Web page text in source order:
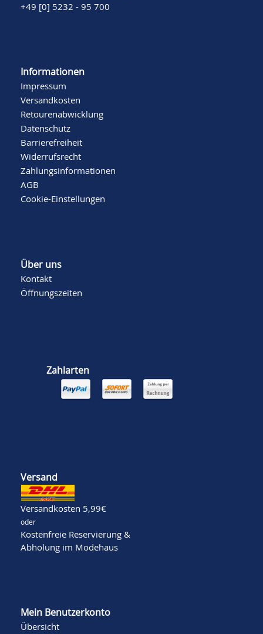
+49 [0] 5232 - 95 700
Informationen
Impressum
Versandkosten
Retourenabwicklung
Datenschutz
Barrierefreiheit
Widerrufsrecht
Zahlungsinformationen
AGB
Cookie-Einstellungen
Über uns
Kontakt
Öffnungszeiten
Zahlarten
Versand
Versandkosten 5,99€
oder
Kostenfreie Reservierung &
Abholung im Modehaus
Mein Benutzerkonto
Übersicht